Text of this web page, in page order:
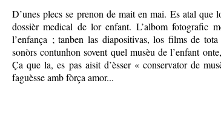
D’unes plecs se prenon de mait en mai. Es atal que
dossièr medical de lor enfant. L’albom fotografic
l’enfança ; tanben las diapositivas, los films de tota
sonòrs contunhon sovent quel musèu de l’enfant
Ça que la, es pas aisit d’èsser « conservator de
faguèsse amb fòrça amor...